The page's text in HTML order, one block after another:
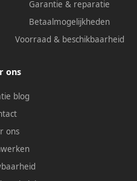
Garantie & reparatie
Betaalmogelijkheden
Voorraad & beschikbaarheid
ons
blog
ons